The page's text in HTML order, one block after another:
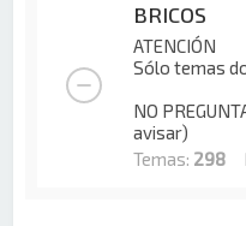
BRICOS
ATENCIÓN
Sólo temas
NO
avisar)
Temas: 298